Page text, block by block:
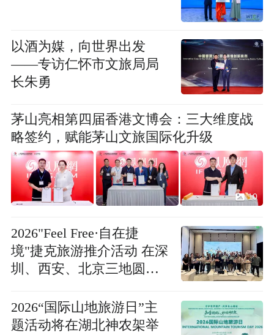
以酒为媒，向世界出发
——专访仁怀市文旅局局
长朱勇
茅山亮相第四届香港文博会：三大维度战
略签约，赋能茅山文旅国际化升级
10
2026"Feel Free·自在捷
境"捷克旅游推介活动 在深
圳、西安、北京三地圆满
2026“国际山地旅游日”主
题活动将在湖北神农架举